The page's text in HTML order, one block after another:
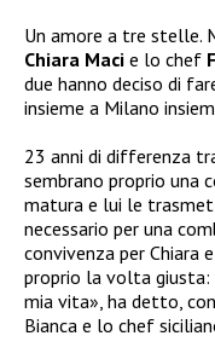
Un amore a tre stelle.
Chiara Maci e lo chef
due hanno deciso di
insieme a Milano
23 anni di differenza
sembrano proprio una
matura e lui le
necessario per una
convivenza per Chiara
proprio la volta giusta:
mia vita», ha detto,
Bianca e lo chef